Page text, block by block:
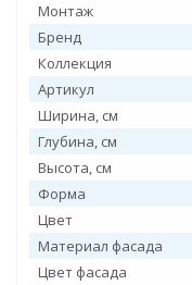
Монтаж
Бренд
Коллекция
Артикул
Ширина, см
Глубина, см
Высота, см
Форма
Цвет
Материал фасада
Цвет фасада